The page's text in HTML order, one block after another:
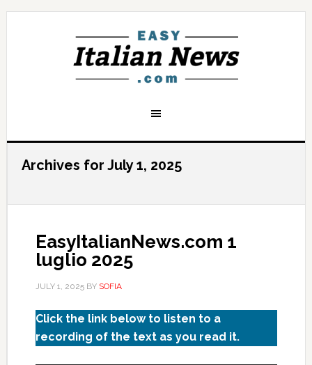
Archives for July 1, 2025
EasyItalianNews.com 1
luglio 2025
JULY 1, 2025BY SOFIA
Click the link below to listen to a
recording of the text as you read it.